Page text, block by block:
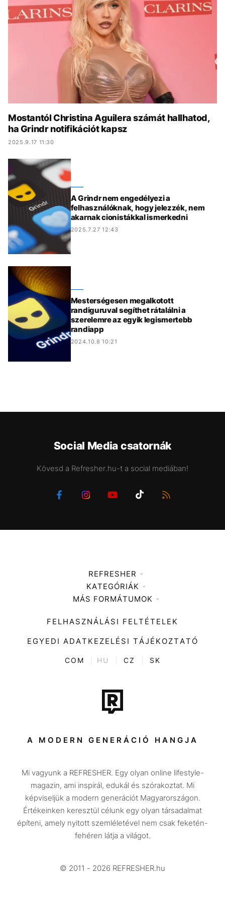
KÖZÉLET UTAZÁS
ÉLETMÓD DESIGN
BESZÉLGETÉSEK ARCOK
TÖRTÉNETEK
Mostantól Christina Aguilera számát hallhatod,
ha Grindr notifikációt kapsz
2025.9.17 11:30
A Grindr nem engedélyezi a
felhasználóknak, hogy jelezzék, nem
akarnak cionistákkal ismerkedni
2025.7.27 12:43
Mesterségesen megalkotott
randiguruval segíthet rátalálni a
szerelemre az egyik legismertebb
randiapp
2024.10.8 10:21
Social Media csatornák
Kövesd a Refresher.hu-t a social mediában!
REFRESHER
Médiaajánlat
KATEGÓRIÁK
Zene
Divat
Kultúra
ENTR
Tech-Tudomány
Sport
Társadalom
Utazás
Életmód
Design
Beszélgetések
Videó
MÁS FORMÁTUMOK
FELHASZNÁLÁSI FELTÉTELEK
EGYEDI ADATKEZELÉSI TÁJÉKOZTATÓ
COM HU CZ SK
A MODERN GENERÁCIÓ HANGJA
Mi vagyunk a REFRESHER. Egy olyan online lifestyle-
magazin, ami inspirál, edukál és szórakoztat. Mi
képviseljük a modern generációt Magyarországon.
Értékeinken keresztül célunk egy olyan társadalmat
építeni, amely nyitott szemléletével nem csak feketén-
fehéren látja a világot.
© 2011 - 2026 REFRESHER.hu